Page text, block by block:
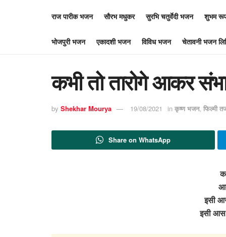
राज पारीक भजन सौरभ मधुकर सुरभि चतुर्वेदी भजन शुभम
भोजपुरी भजन एकादशी भजन विविध भजन चेतावनी भजन
कभी तो तारोगे आकर
by Shekhar Mourya 19/08/2021 in कृष्ण भजन, फिल्मी
Share on WhatsApp
इसी
इसी आस